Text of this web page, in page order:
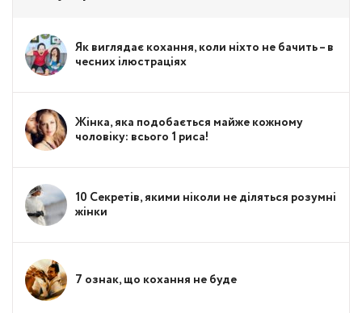
Як виглядає кохання, коли ніхто не бачить – в
чесних ілюстраціях
Жінка, яка подобається майже кожному
чоловіку: всього 1 риса!
10 Секретів, якими ніколи не діляться розумні
жінки
7 ознак, що кохання не буде